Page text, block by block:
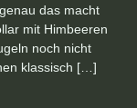
das macht
mit Himbeeren
noch nicht
klassisch […]